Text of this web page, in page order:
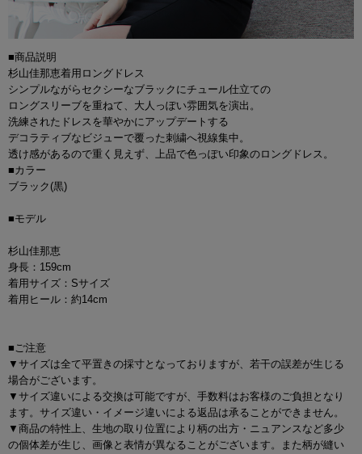
■商品説明
杉山佳那恵着用ロングドレス
シンプルながらセクシーなブラックにチュール仕立ての
ロングスリーブを重ねて、大人っぽい雰囲気を演出。
洗練されたドレスを華やかにアップデートする
デコラティブなビジューで覆った刺繍へ視線集中。
透け感があるので重く見えず、上品で色っぽい印象のロングドレス。
■カラー
ブラック(黒)
■モデル
杉山佳那恵
身長：159cm
着用サイズ：Sサイズ
着用ヒール：約14cm
■ご注意
▼サイズは全て平置きの採寸となっておりますが、若干の誤差が生じる
場合がございます。
▼サイズ違いによる交換は可能ですが、手数料はお客様のご負担となり
ます。サイズ違い・イメージ違いによる返品は承ることができません。
▼商品の特性上、生地の取り位置により柄の出方・ニュアンスなど多少
の個体差が生じ、画像と表情が異なることがございます。また柄が縫い